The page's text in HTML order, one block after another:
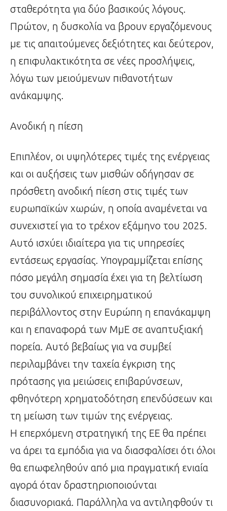
σταθερότητα για δύο βασικούς λόγους.
Πρώτον, η δυσκολία να βρουν εργαζόμενους
με τις απαιτούμενες δεξιότητες και δεύτερον,
η επιφυλακτικότητα σε νέες προσλήψεις,
λόγω των μειούμενων πιθανοτήτων
ανάκαμψης.
Ανοδική η πίεση
Επιπλέον, οι υψηλότερες τιμές της ενέργειας
και οι αυξήσεις των μισθών οδήγησαν σε
πρόσθετη ανοδική πίεση στις τιμές των
ευρωπαϊκών χωρών, η οποία αναμένεται να
συνεχιστεί για το τρέχον εξάμηνο του 2025.
Αυτό ισχύει ιδιαίτερα για τις υπηρεσίες
εντάσεως εργασίας. Υπογραμμίζεται επίσης
πόσο μεγάλη σημασία έχει για τη βελτίωση
του συνολικού επιχειρηματικού
περιβάλλοντος στην Ευρώπη η επανάκαμψη
και η επαναφορά των ΜμΕ σε αναπτυξιακή
πορεία. Αυτό βεβαίως για να συμβεί
περιλαμβάνει την ταχεία έγκριση της
πρότασης για μειώσεις επιβαρύνσεων,
φθηνότερη χρηματοδότηση επενδύσεων και
τη μείωση των τιμών της ενέργειας.
Η επερχόμενη στρατηγική της ΕΕ θα πρέπει
να άρει τα εμπόδια για να διασφαλίσει ότι όλοι
θα επωφεληθούν από μια πραγματική ενιαία
αγορά όταν δραστηριοποιούνται
διασυνοριακά. Παράλληλα να αντιληφθούν τι